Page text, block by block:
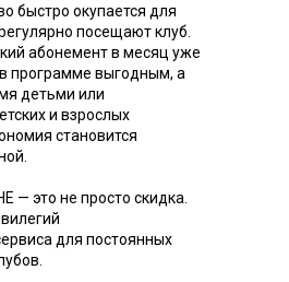
быстро окупается для
посещают клуб.
абонемент в месяц уже
программе выгодным, а
детьми или
и взрослых
становится
это не просто скидка.
для постоянных